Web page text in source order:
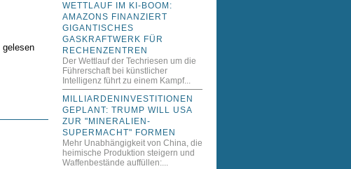
gelesen
WETTLAUF IM KI-BOOM:
AMAZONS FINANZIERT
GIGANTISCHES
GASKRAFTWERK FÜR
RECHENZENTREN
Der Wettlauf der Techriesen um die
Führerschaft bei künstlicher
Intelligenz führt zu einem Kampf...
MILLIARDENINVESTITIONEN
GEPLANT: TRUMP WILL USA
ZUR "MINERALIEN-
SUPERMACHT" FORMEN
Mehr Unabhängigkeit von China, die
heimische Produktion steigern und
Waffenbestände auffüllen:...